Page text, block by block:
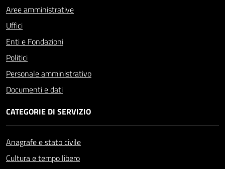
Aree amministrative
Uffici
Enti e Fondazioni
Politici
Personale amministrativo
Documenti e dati
CATEGORIE DI SERVIZIO
Anagrafe e stato civile
Cultura e tempo libero